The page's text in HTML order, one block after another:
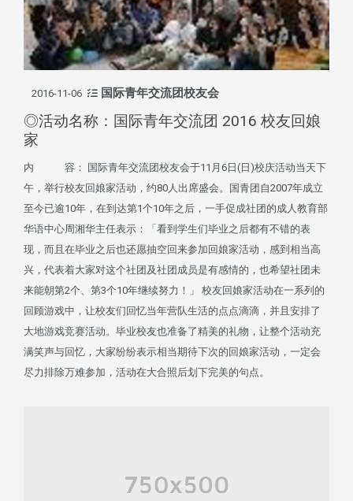
2016-11-06 国际青年交流团校友会
◎活动名称：国际青年交流团 2016 校友回娘
家
内 容： 国际青年交流团校友会于11月6日(日)校庆活动当天下
午，举行校友回娘家活动，约80人出席盛会。国青团自2007年成立
至今已逾10年，在到达第1个10年之后，一手促成社团的成人教育部
华语中心周湘华主任表示：「看到学生们毕业之后都有不错的表
现，而且在毕业之后也还愿抽空回来参加回娘家活动，感到相当高
兴，代表着大家对这个社团及社团成员是有感情的，也希望社团未
来能朝第2个、第3个10年继续努力！」 校友回娘家活动在一系列的
回顾游戏中，让校友们回忆当年营队生活的点点滴滴，并且安排了
大地游戏竞赛活动。毕业校友也准备了精美的礼物，让整个活动充
满笑声与回忆，大家纷纷表示相当期待下次的回娘家活动，一定会
尽力排除万难参加，活动在大合照后划下完美的句点。